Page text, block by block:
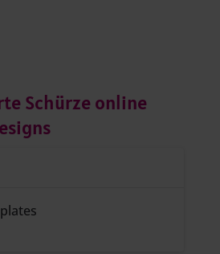
Schürze online